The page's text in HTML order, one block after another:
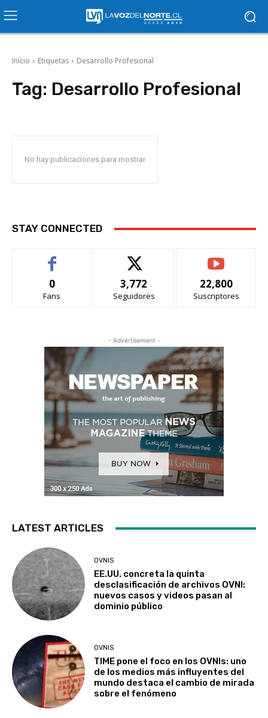
Inicio Etiquetas Desarrollo Profesional
Tag: Desarrollo Profesional
No hay publicaciones para mostrar
STAY CONNECTED
0
Fans
3,772
Seguidores
22,800
Suscriptores
- Advertisement -
LATEST ARTICLES
OVNIS
EE.UU. concreta la quinta
desclasificación de archivos OVNI:
nuevos casos y videos pasan al
dominio público
OVNIS
TIME pone el foco en los OVNIs: uno
de los medios más influyentes del
mundo destaca el cambio de mirada
sobre el fenómeno